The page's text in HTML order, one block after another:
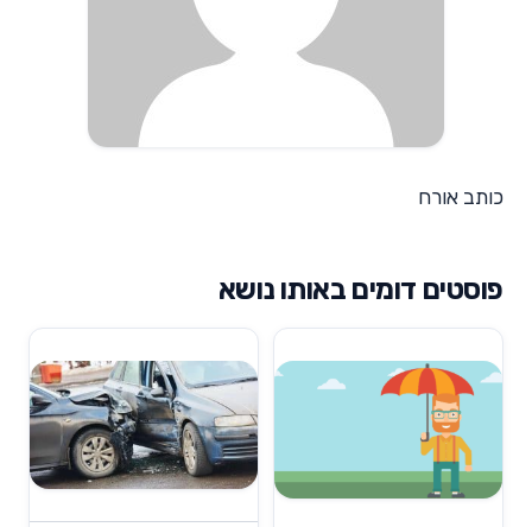
כותב אורח
פוסטים דומים באותו נושא